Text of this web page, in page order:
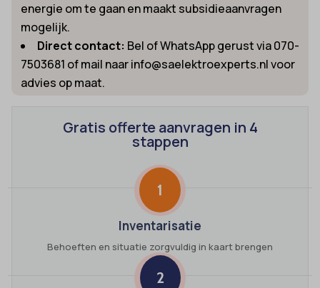
energie om te gaan en maakt subsidieaanvragen
mogelijk.
Direct contact: Bel of WhatsApp gerust via 070-
7503681 of mail naar info@saelektroexperts.nl voor
advies op maat.
Gratis offerte aanvragen in 4
stappen
1
Inventarisatie
Behoeften en situatie zorgvuldig in kaart brengen
2